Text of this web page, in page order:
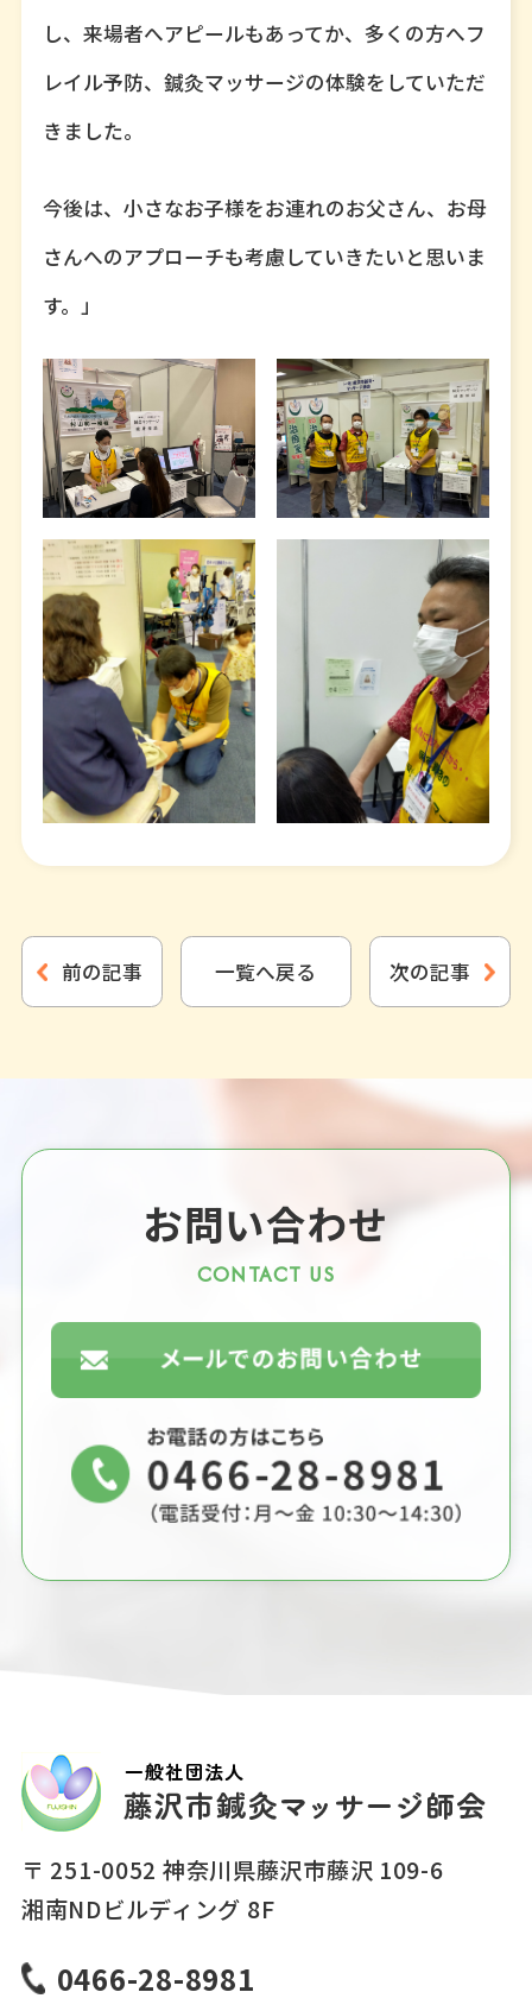
し、来場者へアピールもあってか、多くの方へフ
レイル予防、鍼灸マッサージの体験をしていただ
きました。
今後は、小さなお子様をお連れのお父さん、お母
さんへのアプローチも考慮していきたいと思いま
す。」
前の記事 一覧へ戻る 次の記事
お問い合わせ
CONTACT US
〒 251-0052 神奈川県藤沢市藤沢 109-6
湘南NDビルディング 8F
0466-28-8981